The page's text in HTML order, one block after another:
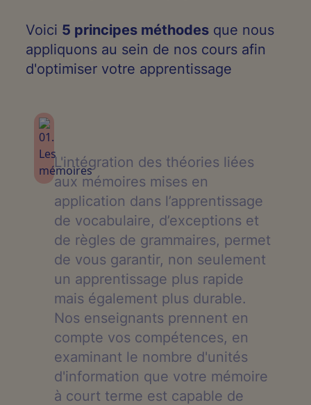
Voici 5 principes méthodes que nous
appliquons au sein de nos cours afin
d'optimiser votre apprentissage
L'intégration des théories liées
aux mémoires mises en
application dans l’apprentissage
de vocabulaire, d’exceptions et
de règles de grammaires, permet
de vous garantir, non seulement
un apprentissage plus rapide
mais également plus durable.
Nos enseignants prennent en
compte vos compétences, en
examinant le nombre d'unités
d'information que votre mémoire
à court terme est capable de